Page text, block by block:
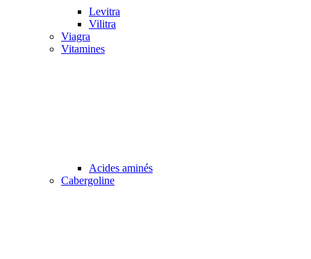
Levitra
Vilitra
Viagra
Vitamines
Acides aminés
Cabergoline